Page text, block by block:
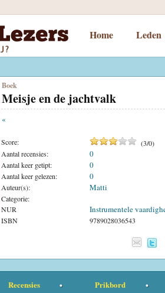
Home Leden
Boek
Meisje en de jachtvalk
«
Score: (3/0)
Aantal recensies:
0
Aantal keer getipt: 0
Aantal keer gelezen: 0
Auteur(s): Matti
Categorie:
NUR
Instrumentele
ISBN 9789028036543
Recensies Prikbord